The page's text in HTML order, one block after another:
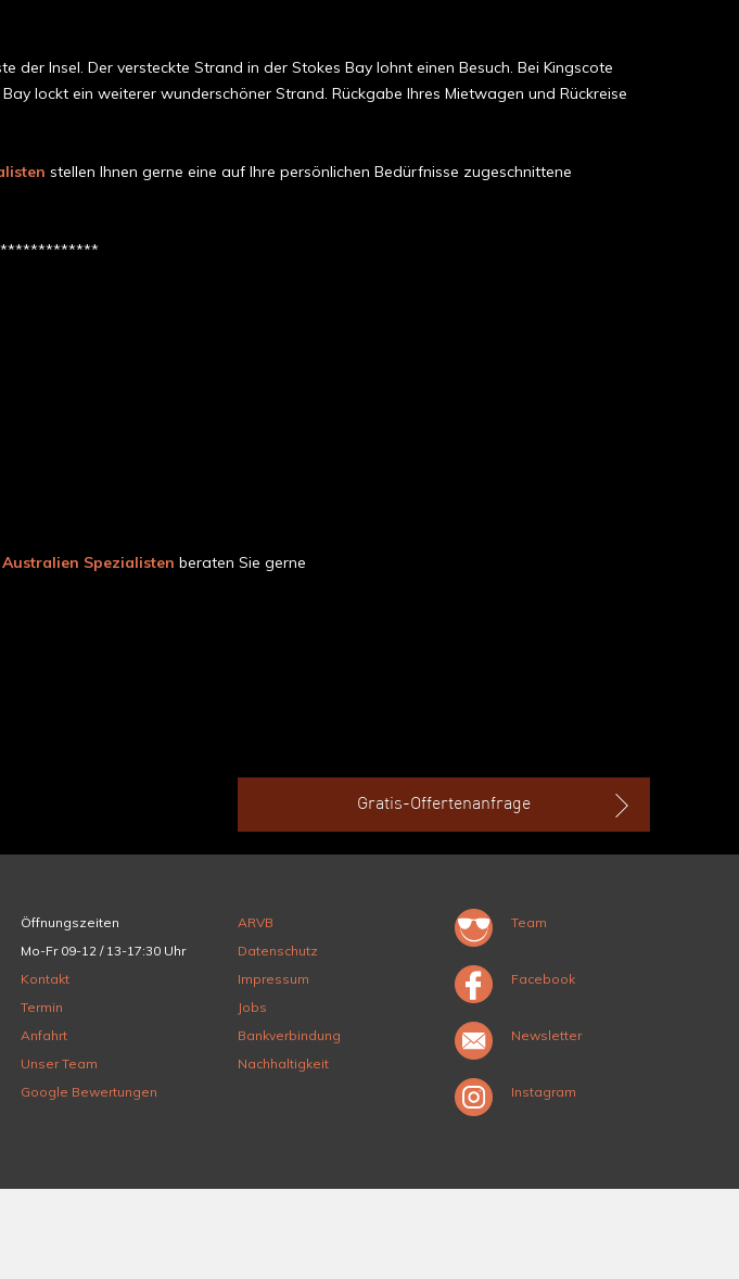
der Insel. Der versteckte Strand in der Stokes Bay lohnt einen Besuch. Bei Kingscote
lockt ein weiterer wunder­schöner Strand. Rückgabe Ihres Mietwagen und Rückreise
stellen Ihnen gerne eine auf Ihre persönlichen Bedürfnisse zugeschnittene
Australien Spezialisten beraten Sie gerne
Gratis-Offertenanfrage
Öffnungszeiten
Mo-Fr 09-12 / 13-17:30 Uhr
Kontakt
Termin
Anfahrt
Unser Team
Google Bewertungen
ARVB
Datenschutz
Impressum
Jobs
Bankverbindung
Nachhaltigkeit
Team
Facebook
Newsletter
Instagram